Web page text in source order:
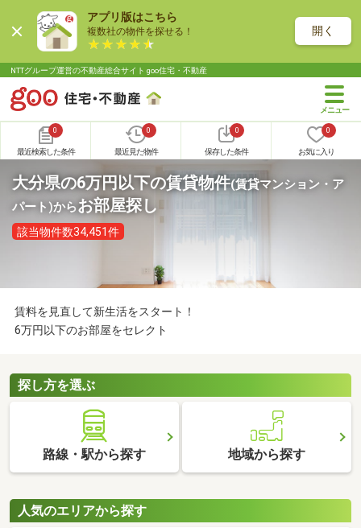
アプリ版はこちら
複数社の物件を探せる！ 開く
NTTグループ運営の不動産総合サイト goo住宅・不動産
0
最近検索した条件
0
最近見た物件
0
保存した条件
0
お気に入り
大分県の6万円以下の賃貸物件(賃貸マンション・ア
パート)からお部屋探し
該当物件数34,451件
賃料を見直して新生活をスタート！
6万円以下のお部屋をセレクト
探し方を選ぶ
路線・駅から探す 地域から探す
人気のエリアから探す